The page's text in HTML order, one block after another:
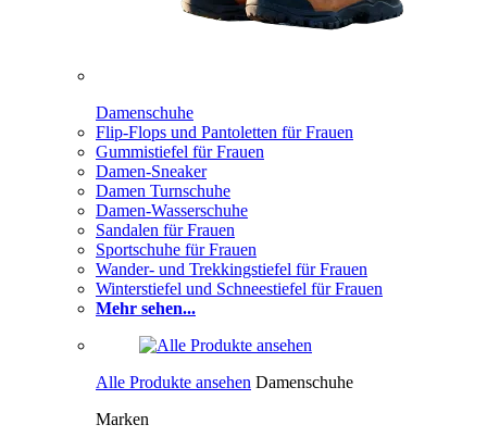
Damenschuhe
Flip-Flops und Pantoletten für Frauen
Gummistiefel für Frauen
Damen-Sneaker
Damen Turnschuhe
Damen-Wasserschuhe
Sandalen für Frauen
Sportschuhe für Frauen
Wander- und Trekkingstiefel für Frauen
Winterstiefel und Schneestiefel für Frauen
Mehr sehen...
Alle Produkte ansehen Damenschuhe
Marken